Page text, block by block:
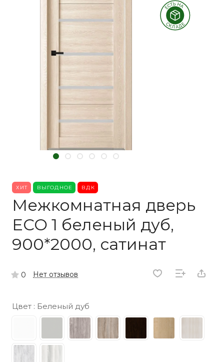
ХИТ ВЫГОДНОЕ ВДК
Межкомнатная дверь
ECO 1 беленый дуб,
900*2000, сатинат
0 Нет отзывов
Цвет : Беленый дуб